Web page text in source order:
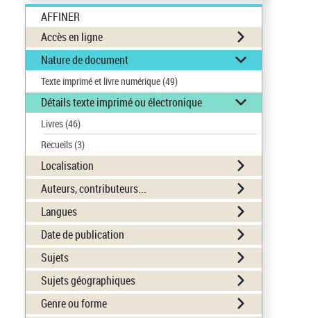
AFFINER
Accès en ligne
Nature de document
Texte imprimé et livre numérique(49)
Détails texte imprimé ou électronique
Livres(46)
Recueils(3)
Localisation
Auteurs, contributeurs...
Langues
Date de publication
Sujets
Sujets géographiques
Genre ou forme